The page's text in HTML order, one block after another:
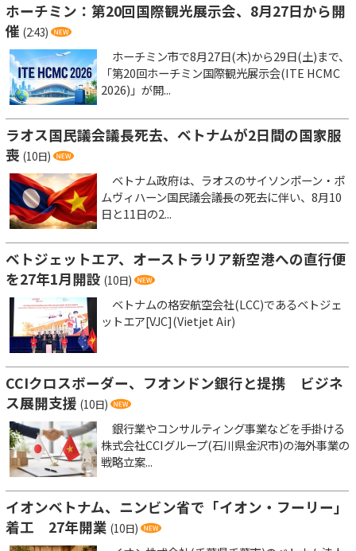
ホーチミン：第20回国際観光展示会、8月27日から開
催 (2:43)
ホーチミン市で8月27日(木)から29日(土)まで、
「第20回ホーチミン国際観光展示会(ITE HCMC
2026)」が開...
ラオス国民議会議長死去、ベトナムが2日間の国家服
喪 (10日)
ベトナム政府は、ラオスのサイソンポーン・ポ
ムヴィハーン国民議会議長の死去に伴い、8月10
日と11日の2...
ベトジェットエア、オーストラリア新空港への直行便
を27年1月開設 (10日)
ベトナムの格安航空会社(LCC)であるベトジェ
ットエア[VJC](Vietjet Air)
CCIクロスボーダー、フオンドン銀行と提携 ビジネ
ス展開支援 (10日)
銀行業やコンサルティング事業などを手掛ける
株式会社CCIグループ(石川県金沢市)の海外事業の
戦略立案...
イオンベトナム、ニンビン省で「イオン・フーリー」
着工 27年開業 (10日)